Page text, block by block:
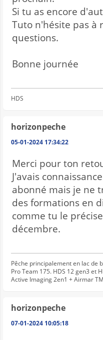
Si tu as encore
Tuto n'hésite pas à
questions.
Bonne journée
HDS
horizonpeche
05-01-2024 17:34:22
Merci pour ton
J'avais
abonné mais je ne
des formations en
comme tu le
décembre.
Pêche principalement en lac de
Pro Team 175. HDS 12 gen3 et
Active Imaging 2en1 + Airmar
horizonpeche
07-01-2024 10:05:18